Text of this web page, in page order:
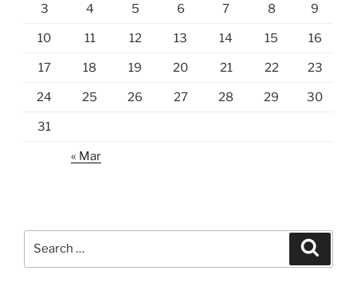
3 4 5 6 7 8 9
10 11 12 13 14 15 16
17 18 19 20 21 22 23
24 25 26 27 28 29 30
31
« Mar